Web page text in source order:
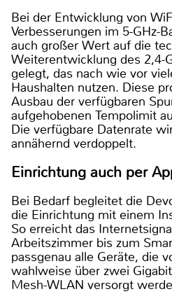
Bei der Entwicklung von
Verbesserungen im 5-GHz-
auch großer Wert auf die
Weiterentwicklung des 2,4-
gelegt, das nach wie vor
Haushalten nutzen. Diese
Ausbau der verfügbaren
aufgehobenen Tempolimit
Die verfügbare Datenrate
annähernd verdoppelt.
Einrichtung auch per
Bei Bedarf begleitet die
die Einrichtung mit einem
So erreicht das
Arbeitszimmer bis zum
passgenau alle Geräte, die
wahlweise über zwei
Mesh-WLAN versorgt